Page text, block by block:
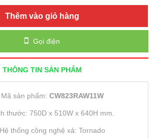
Thêm vào giỏ hàng
Gọi điện
THÔNG TIN SẢN PHẨM
Mã sản phẩm: CW823RAW11W
thước: 750D x 510W x 640H mm.
Hệ thống công nghệ xả: Tornado